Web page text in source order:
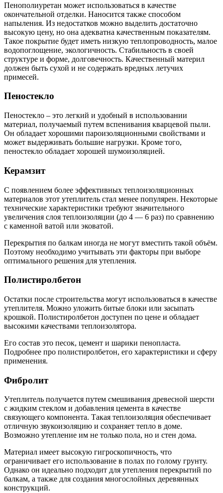
Пенополиуретан может использоваться в качестве
окончательной отделки. Наносится также способом
напыления. Из недостатков можно выделить достаточно
высокую цену, но она адекватна качественным показателям.
Такое покрытие будет иметь низкую теплопроводность, малое
водопоглощение, экологичность. Стабильность в своей
структуре и форме, долговечность. Качественный материл
должен быть сухой и не содержать вредных летучих
примесей.
Пеностекло
Пеностекло – это легкий и удобный в использовании
материал, получаемый путем вспенивания кварцевой пыли.
Он обладает хорошими пароизоляционными свойствами и
может выдерживать большие нагрузки. Кроме того,
пеностекло обладает хорошей шумоизоляцией.
Керамзит
С появлением более эффективных теплоизоляционных
материалов этот утеплитель стал менее популярен. Некоторые
технические характеристики требуют значительного
увеличения слоя теплоизоляции (до 4 — 6 раз) по сравнению
с каменной ватой или эковатой.
Перекрытия по балкам иногда не могут вместить такой объём.
Поэтому необходимо учитывать эти факторы при выборе
оптимального решения для утепления.
Полистиролбетон
Остатки после строительства могут использоваться в качестве
утеплителя. Можно уложить битые блоки или засыпать
крошкой. Полистиролбетон доступен по цене и обладает
высокими качествами теплоизолятора.
Его состав это песок, цемент и шарики пенопласта.
Подробнее про полистиролбетон, его характеристики и сферу
применения.
Фибролит
Утеплитель получается путем смешивания древесной шерсти
с жидким стеклом и добавления цемента в качестве
связующего компонента. Такая теплоизоляция обеспечивает
отличную звукоизоляцию и сохраняет тепло в доме.
Возможно утепление им не только пола, но и стен дома.
Материал имеет высокую гигроскопичность, что
ограничивает его использование в полах по голому грунту.
Однако он идеально подходит для утепления перекрытий по
балкам, а также для создания многослойных деревянных
конструкций.